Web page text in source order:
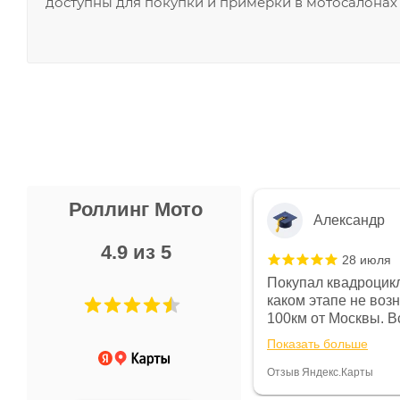
Роллинг Мото
4.9 из 5
Не понравились условия
и дают только на год)
Александр
28 июля
Покупал
каком этапе не
100км от Москвы.
спидометре
постоянно были на
Считаю, что это
Показать больше
Отзыв Яндекс.Карты